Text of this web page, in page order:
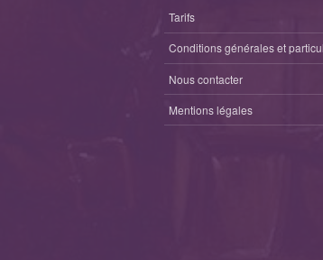
Tarifs
Conditions générales et
Nous contacter
Mentions légales